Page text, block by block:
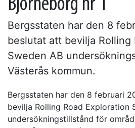
Björneborg nr 1
Bergsstaten har den 8
beslutat att bevilja Rolling
Sweden AB
Västerås kommun.
Bergsstaten har den 8 februari
bevilja Rolling Road Exploration
undersökningstillstånd för